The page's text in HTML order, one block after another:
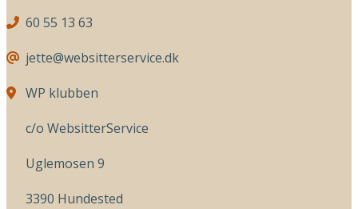
60 55 13 63
jette@websitterservice.dk
WP klubben
c/o WebsitterService
Uglemosen 9
3390 Hundested